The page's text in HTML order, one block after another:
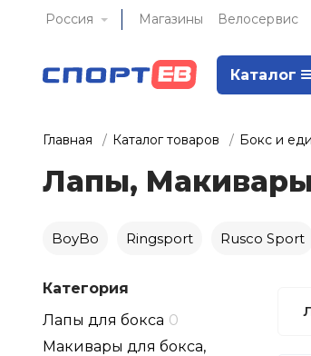
Россия Магазины Велосервис
Каталог
Главная Каталог товаров Бокс и
Лапы,
BoyBo Ringsport Rusco Sport
Категория
Лапы для бокса 0
Макивары для бокса,